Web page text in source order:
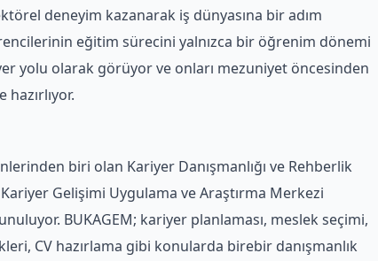
deneyim kazanarak iş dünyasına bir adım
eğitim sürecini yalnızca bir öğrenim dönemi
yolu olarak görüyor ve onları mezuniyet öncesinden
biri olan Kariyer Danışmanlığı ve Rehberlik
Gelişimi Uygulama ve Araştırma Merkezi
BUKAGEM; kariyer planlaması, meslek seçimi,
CV hazırlama gibi konularda birebir danışmanlık